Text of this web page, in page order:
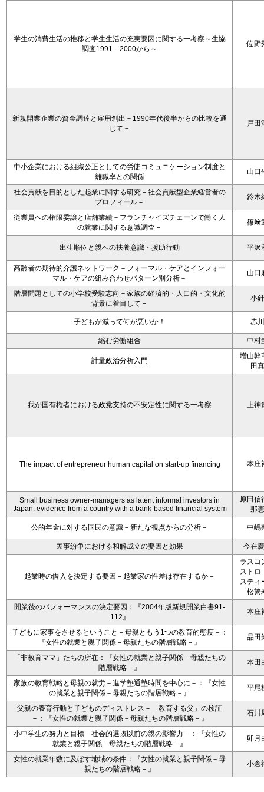
学生の消費生活の推移と学生生活の充実要因に関する一考察～生協
調査1991－2000から～
佐野
新規開業企業の資金調達と雇用創出－1990年代後半からの比較を通
じて－
戸田
中小企業における組織公正としての労使コミュニケーション制度と
離職率との関係
山口
社会貢献を目的とした起業に関する研究－社会貢献型企業経営者の
プロフィール－
鈴木
従業員への権限委譲と店舗業績－フランチャイズチェーンで働く人
の就業に関する意識調査－
篠﨑
出生順位と親への扶養意識・援助行動 平沢
高齢者の期待的介護ネットワーク－フォーマル・ケアとインフォー
マル・ケアの組み合わせパターン別分析－
山口
階層問題としての小学校受験志向－家族の経済的・人口的・文化的
背景に着目して－
小
子どもが減って何が悪いか！ 赤
縮む労働組合 中村
計量政治分析入門
増山幹
田
我が国有権者における政党支持の不安定性に関する一考察 上神
The impact of entrepreneur human capital on start-up financing 本庄
Small business owner-managers as latent informal investors in
Japan: evidence from a country with a bank-based financial system
原田信
那
公的年金に対する国民の意識－新たな視点からの分析－ 中嶋
民事紛争における和解成立の要因と効果 今在
起業時の借入を決定する要因－起業家の性差は存在するか－
ラスコ
ストロ
スティ
松繁
開業後のパフォーマンスの決定要因：『2004年版新規開業白書91-
112』
本庄
子どもに家事をさせるということ－母親ともう1つの教育的態度－：
『女性の就業と親子関係－母親たちの階層戦略－』
品田
「非教育ママ」たちの所在：『女性の就業と親子関係－母親たちの
階層戦略－』
本田
家族の教育戦略と母親の就労－進学塾通塾時間を中心に－：『女性
の就業と親子関係－母親たちの階層戦略－』
平尾
父親の養育行動と子どものディストレス－「教育する父」の検証
－：『女性の就業と親子関係－母親たちの階層戦略－』
石川
小中学生の努力と目標－社会的選抜以前の親の影響力－：『女性の
就業と親子関係－母親たちの階層戦略－』
卯月
女性の就業年数に及ぼす地域の条件：『女性の就業と親子関係－母
親たちの階層戦略－』
小倉